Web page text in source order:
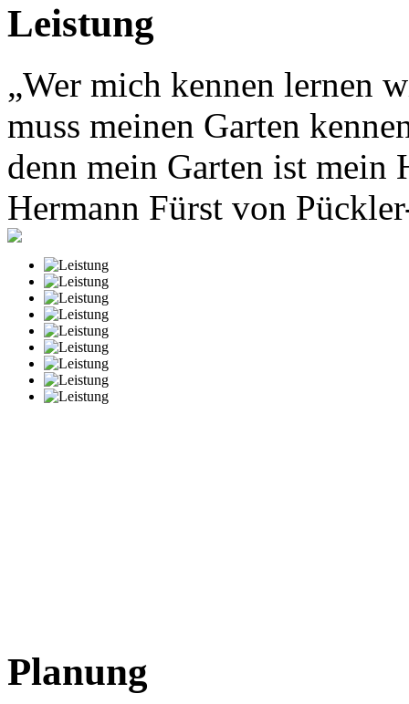
Leistung
„Wer mich kennen lernen
muss meinen Garten
denn mein Garten ist mein
Hermann Fürst von
Planung